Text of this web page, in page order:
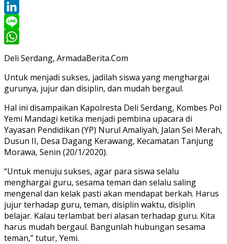
Twitter
LinkedIn
Line
Deli Serdang, ArmadaBerita.Com
Untuk menjadi sukses, jadilah siswa yang menghargai
gurunya, jujur dan disiplin, dan mudah bergaul.
Hal ini disampaikan Kapolresta Deli Serdang, Kombes Pol
Yemi Mandagi ketika menjadi pembina upacara di
Yayasan Pendidikan (YP) Nurul Amaliyah, Jalan Sei Merah,
Dusun II, Desa Dagang Kerawang, Kecamatan Tanjung
Morawa, Senin (20/1/2020).
“Untuk menuju sukses, agar para siswa selalu
menghargai guru, sesama teman dan selalu saling
mengenal dan kelak pasti akan mendapat berkah. Harus
jujur terhadap guru, teman, disiplin waktu, disiplin
belajar. Kalau terlambat beri alasan terhadap guru. Kita
harus mudah bergaul. Bangunlah hubungan sesama
teman,” tutur, Yemi.